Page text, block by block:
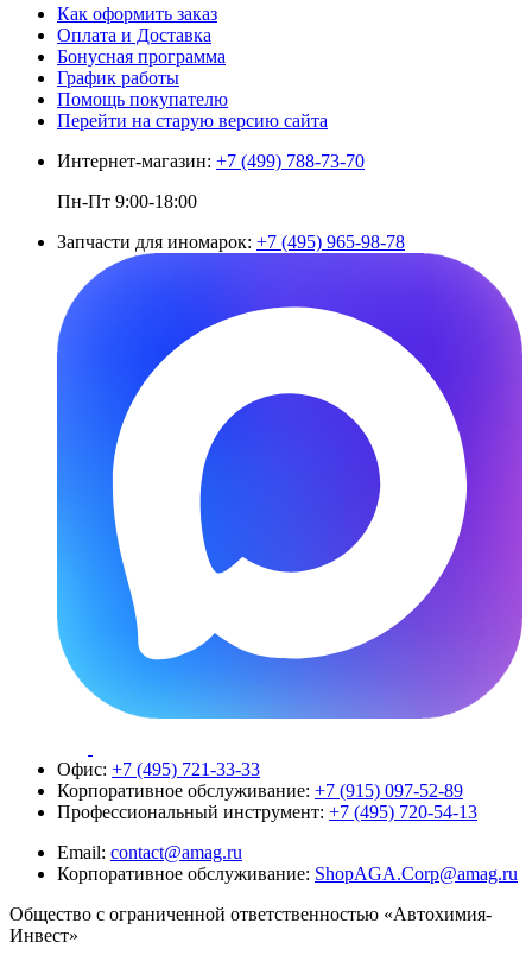
Как оформить заказ
Оплата и Доставка
Бонусная программа
График работы
Помощь покупателю
Перейти на старую версию сайта
Интернет-магазин: +7 (499) 788-73-70
Пн-Пт 9:00-18:00
Запчасти для иномарок: +7 (495) 965-98-78
Офис: +7 (495) 721-33-33
Корпоративное обслуживание: +7 (915) 097-52-89
Профессиональный инструмент: +7 (495) 720-54-13
Email: contact@amag.ru
Корпоративное обслуживание: ShopAGA.Corp@amag.ru
Общество с ограниченной ответственностью «Автохимия-
Инвест»